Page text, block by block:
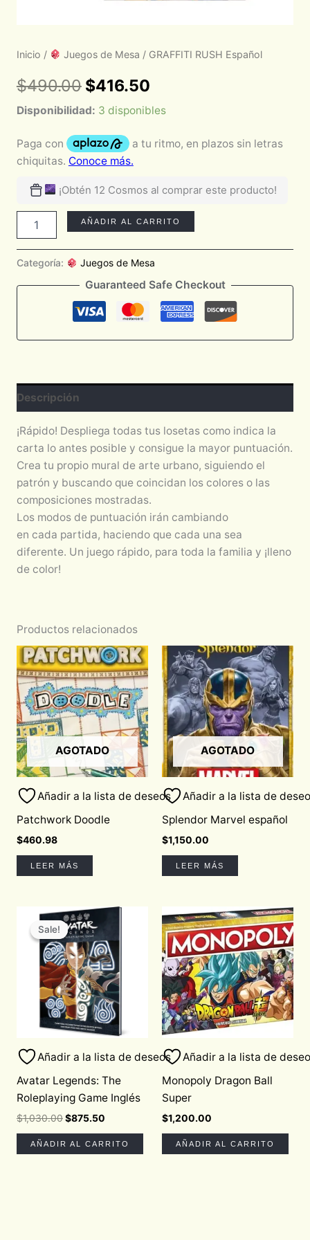
Inicio / Juegos de Mesa / GRAFFITI RUSH Español
$490.00 $416.50
Disponibilidad: 3 disponibles
¡Obtén 12 Cosmos al comprar este producto!
AÑADIR AL CARRITO
Categoría: Juegos de Mesa
Guaranteed Safe Checkout
Descripción
¡Rápido! Despliega todas tus losetas como indica la
carta lo antes posible y consigue la mayor puntuación.
Crea tu propio mural de arte urbano, siguiendo el
patrón y buscando que coincidan los colores o las
composiciones mostradas.
Los modos de puntuación irán cambiando
en cada partida, haciendo que cada una sea
diferente. Un juego rápido, para toda la familia y ¡lleno
de color!
Productos relacionados
AGOTADO
Añadir a la lista de deseos
Patchwork Doodle
$460.98
LEER MÁS
AGOTADO
Añadir a la lista de
Splendor Marvel español
$1,150.00
LEER MÁS
Sale!
Sale!
Añadir a la lista de deseos
Avatar Legends: The
Roleplaying Game Inglés
$1,030.00
Original
price
was:
$1,030.00.
$875.50
Current
$875.50.
AÑADIR AL CARRITO
Añadir a la lista de
Monopoly Dragon Ball
Super
$1,200.00
AÑADIR AL CARRITO